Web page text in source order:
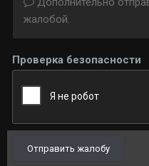
жалобой.
Проверка безопасности
Отправить жалобу